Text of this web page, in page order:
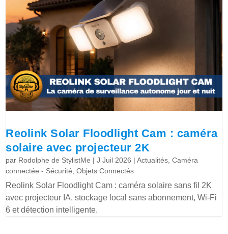
Reolink Solar Floodlight Cam : caméra
solaire avec projecteur 2K
par Rodolphe de StylistMe |J Juil 2026 |Actualités,Caméra
connectée - Sécurité,Objets Connectés
Reolink Solar Floodlight Cam : caméra solaire sans fil 2K
avec projecteur IA, stockage local sans abonnement, Wi-Fi
6 et détection intelligente.